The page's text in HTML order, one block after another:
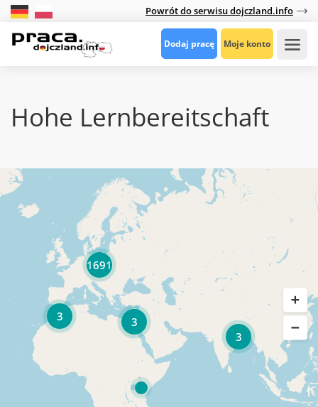
Powrót do serwisu dojczland.info
Dodaj pracę Moje konto
Hohe Lernbereitschaft
3
3
3
1691